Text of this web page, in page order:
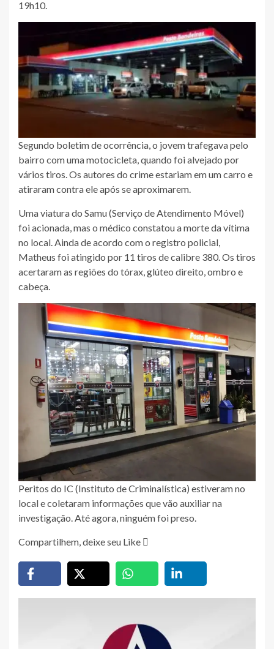
19h10.
Segundo boletim de ocorrência, o jovem trafegava pelo
bairro com uma motocicleta, quando foi alvejado por
vários tiros. Os autores do crime estariam em um carro e
atiraram contra ele após se aproximarem.
Uma viatura do Samu (Serviço de Atendimento Móvel)
foi acionada, mas o médico constatou a morte da vítima
no local. Ainda de acordo com o registro policial,
Matheus foi atingido por 11 tiros de calibre 380. Os tiros
acertaram as regiões do tórax, glúteo direito, ombro e
cabeça.
Peritos do IC (Instituto de Criminalística) estiveram no
local e coletaram informações que vão auxiliar na
investigação. Até agora, ninguém foi preso.
Compartilhem, deixe seu Like 